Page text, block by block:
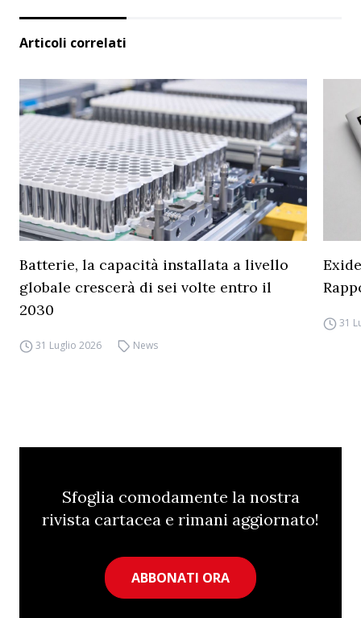
Articoli correlati
Batterie, la capacità installata a livello
globale crescerà di sei volte entro il
2030
31 Luglio 2026 News
31
Sfoglia comodamente la nostra
rivista cartacea e rimani aggiornato!
ABBONATI ORA